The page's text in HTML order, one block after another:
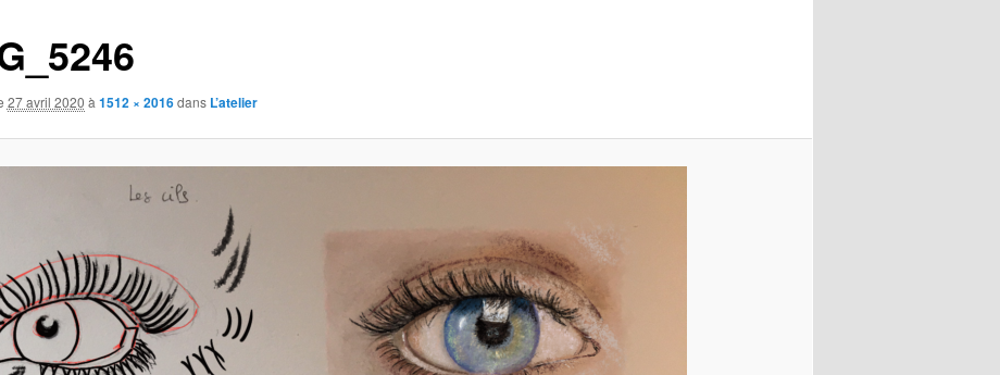
27 avril 2020 à 1512 × 2016dans L’atelier